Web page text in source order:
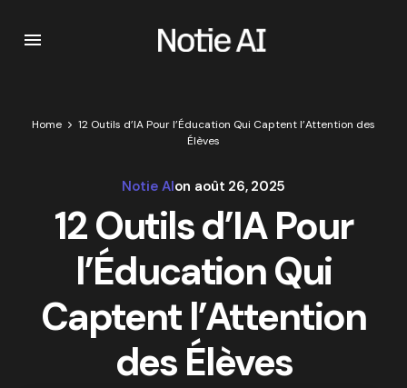
Home
12 Outils d’IA Pour l’Éducation Qui Captent l’Attention des
Élèves
Notie AIon août 26, 2025
12 Outils d’IA Pour
l’Éducation Qui
Captent l’Attention
des Élèves